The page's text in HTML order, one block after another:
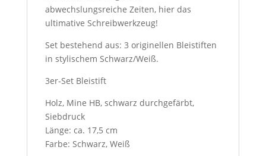
abwechslungsreiche Zeiten, hier das
ultimative Schreibwerkzeug!
Set bestehend aus: 3 originellen Bleistiften
in stylischem Schwarz/Weiß.
3er-Set Bleistift
Holz, Mine HB, schwarz durchgefärbt,
Siebdruck
Länge: ca. 17,5 cm
Farbe: Schwarz, Weiß